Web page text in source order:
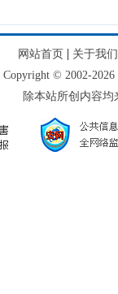
网站首页| 关于我们
Copyright © 2002-
除本站所创内容